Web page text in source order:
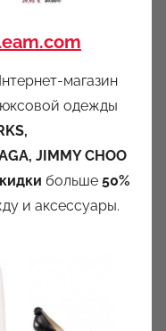
магазин
одежды
JIMMY CHOO
больше 50%
и аксессуары.